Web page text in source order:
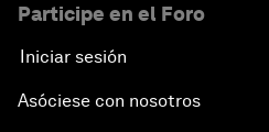
Participe en el Foro
Iniciar sesión
Asóciese con nosotros